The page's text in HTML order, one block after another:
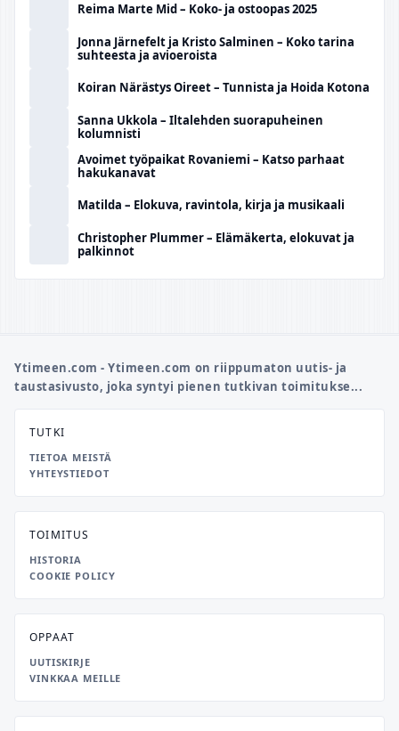
Reima Marte Mid – Koko- ja ostoopas 2025
Jonna Järnefelt ja Kristo Salminen – Koko tarina
suhteesta ja avioeroista
Koiran Närästys Oireet – Tunnista ja Hoida Kotona
Sanna Ukkola – Iltalehden suorapuheinen
kolumnisti
Avoimet työpaikat Rovaniemi – Katso parhaat
hakukanavat
Matilda – Elokuva, ravintola, kirja ja musikaali
Christopher Plummer – Elämäkerta, elokuvat ja
palkinnot
Ytimeen.com - Ytimeen.com on riippumaton uutis- ja
taustasivusto, joka syntyi pienen tutkivan toimitukse...
TUTKI
TIETOA MEISTÄ
YHTEYSTIEDOT
TOIMITUS
HISTORIA
COOKIE POLICY
OPPAAT
UUTISKIRJE
VINKKAA MEILLE